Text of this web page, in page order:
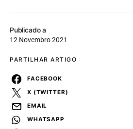
Publicado a
12 Novembro 2021
PARTILHAR ARTIGO
FACEBOOK
X (TWITTER)
EMAIL
WHATSAPP